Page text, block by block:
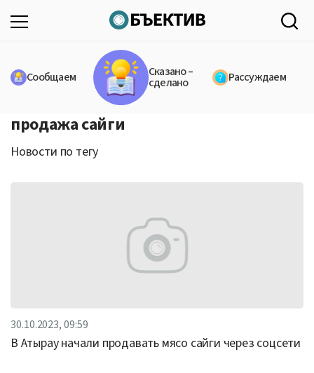
Сообщаем Сказано –
сделано Рассуждаем
продажа сайги
Новости по тегу
30.10.2023, 09:59
В Атырау начали продавать мясо сайги через соцсети